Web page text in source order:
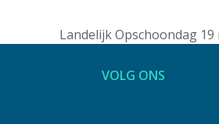
next
Landelijk Opschoondag
VOLG ONS